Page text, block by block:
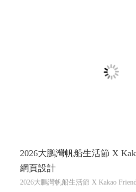
2026大鵬灣帆船生活節 X
網頁設計
2026大鵬灣帆船生活節 X Kakao